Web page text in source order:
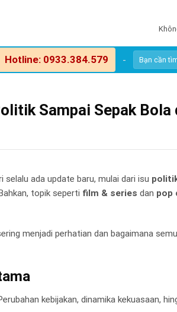
Hotline: 0933.384.579 -
Sampai Sepak Bola
ada update baru, mulai dari isu
topik seperti film & series dan pop
menjadi perhatian dan bagaimana
kebijakan, dinamika kekuasaan,